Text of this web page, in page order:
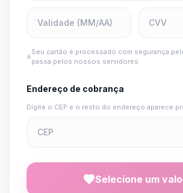
Seu cartão é processado com segurança
passa pelos nossos servidores.
Endereço de cobrança
Digite o CEP e o resto do endereço aparece
Selecione um